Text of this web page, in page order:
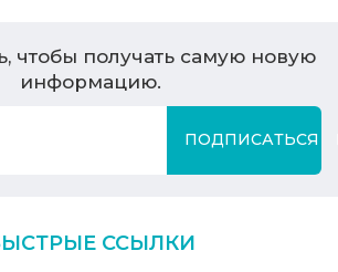
чтобы получать самую новую
информацию.
ПОДПИСАТЬСЯ
ССЫЛКИ